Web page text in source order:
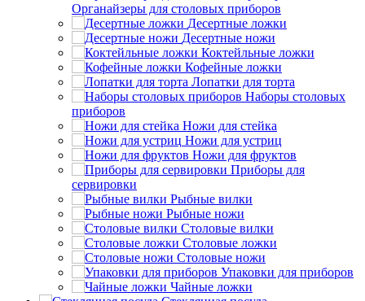
Органайзеры для столовых приборов
Десертные ложки
Десертные ножи
Коктейльные ложки
Кофейные ложки
Лопатки для торта
Наборы столовых
приборов
Ножи для стейка
Ножи для устриц
Ножи для фруктов
Приборы для
сервировки
Рыбные вилки
Рыбные ножи
Столовые вилки
Столовые ложки
Столовые ножи
Упаковки для приборов
Чайные ложки